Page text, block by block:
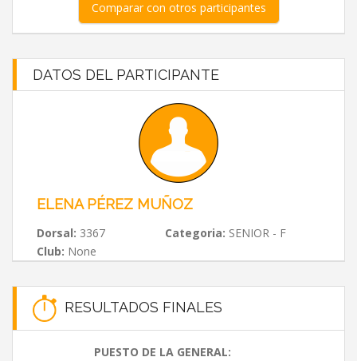
Comparar con otros participantes
DATOS DEL PARTICIPANTE
ELENA PÉREZ MUÑOZ
Dorsal: 3367 Categoria: SENIOR - F
Club: None
RESULTADOS FINALES
PUESTO DE LA GENERAL: